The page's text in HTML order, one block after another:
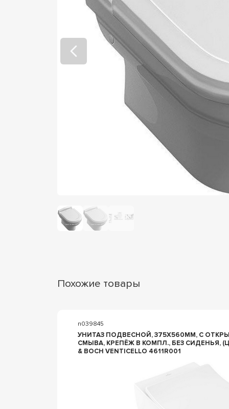
Похожие товары
n039845
УНИТАЗ ПОДВЕСНОЙ, 375Х560ММ, С
СМЫВА, КРЕПЁЖ В КОМПЛ., БЕЗ СИДЕНЬЯ, (ЦВ.01
& BOCH VENTICELLO 4611R001